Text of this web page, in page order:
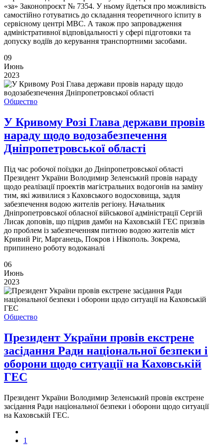
«за» Законопроєкт № 7354. У ньому йдеться про можливість
самостійно готуватись до складання теоретичного іспиту в
сервісному центрі МВС. А також про запровадження
адміністративної відповідальності у сфері підготовки та
допуску водіїв до керування транспортними засобами.
09
Июнь
2023
Общество
У Кривому Розі Глава держави провів
нараду щодо водозабезпечення
Дніпропетровської області
Під час робочої поїздки до Дніпропетровської області
Президент України Володимир Зеленський провів нараду
щодо реалізації проектів магістральних водогонів на заміну
тим, які живилися з Каховського водосховища, задля
забезпечення водою жителів регіону. Начальник
Дніпропетровської обласної військової адміністрації Сергій
Лисак доповів, що підрив дамби на Каховській ГЕС призвів
до проблем із забезпеченням питною водою жителів міст
Кривий Ріг, Марганець, Покров і Нікополь. Зокрема,
припинено роботу водоканалі
06
Июнь
2023
Общество
Президент України провів екстрене
засідання Ради національної безпеки і
оборони щодо ситуації на Каховській
ГЕС
Президент України Володимир Зеленський провів екстрене
засідання Ради національної безпеки і оборони щодо ситуації
на Каховській ГЕС.
1